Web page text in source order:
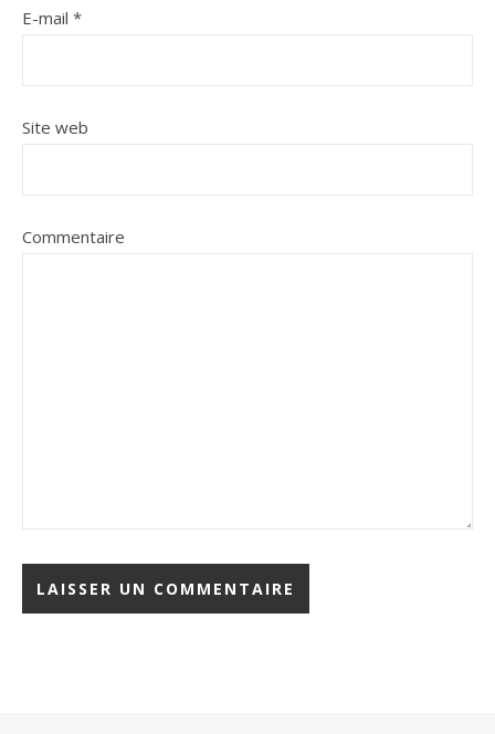
E-mail *
Site web
Commentaire